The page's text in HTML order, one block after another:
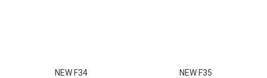
NEW F34 NEW F35